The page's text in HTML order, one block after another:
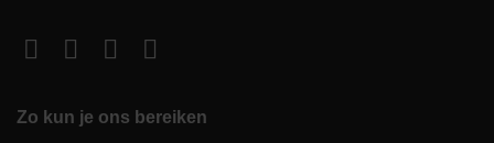
Zo kun je ons bereiken